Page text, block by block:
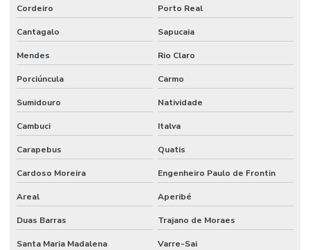
Limpeza De Banheiros Comerciais
Limpeza De Banheiros E Áreas Comuns
Limpeza De Escritórios E Ambientes Comerciais
Limpeza De Escritórios E Empresas
Limpeza De Estruturas E Pisos
Limpeza De Estruturas E Pisos Industriais
Limpeza De Estruturas Industriais
Limpeza De Pisos Industriais
Cordeiro Porto Real
Cantagalo Sapucaia
Mendes Rio Claro
Porciúncula Carmo
Sumidouro Natividade
Cambuci Italva
Carapebus Quatis
Cardoso Moreira Engenheiro Paulo de Frontin
Areal Aperibé
Duas Barras Trajano de Moraes
Santa Maria Madalena Varre-Sai